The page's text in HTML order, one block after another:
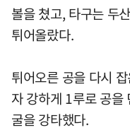
볼을 쳤고, 타구는 두
튀어올랐다.
튀어오른 공을 다시
자 강하게 1루로 공을
굴을 강타했다.